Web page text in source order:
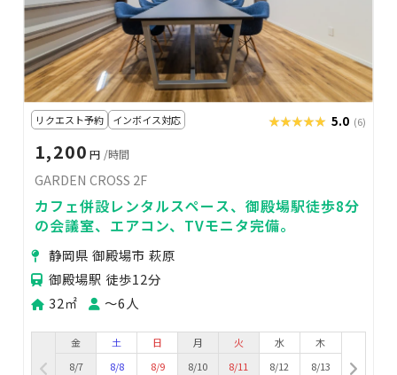
リクエスト予約 インボイス対応 ★★★★★
★★★★★ 5.0 (6)
1,200 円 /時間
GARDEN CROSS 2F
カフェ併設レンタルスペース、御殿場駅徒歩8分
の会議室、エアコン、TVモニタ完備。
静岡県 御殿場市 萩原
御殿場駅 徒歩12分
32㎡
〜6人
金
8/7
土
8/8
日
8/9
月
8/10
火
8/11
水
8/12
木
8/13